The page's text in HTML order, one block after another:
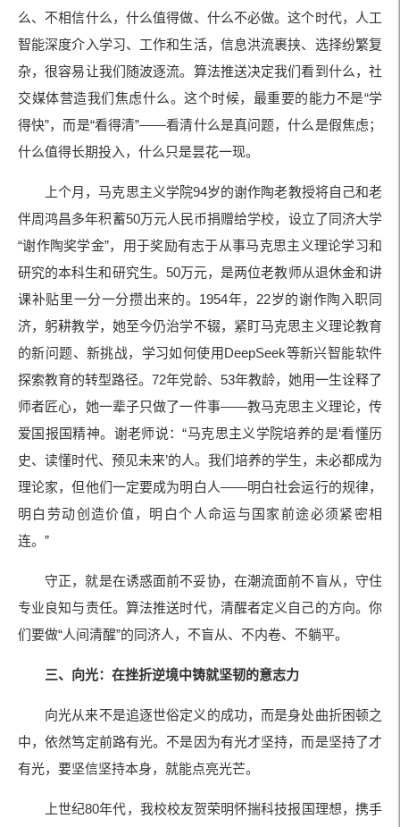
么、不相信什么，什么值得做、什么不必做。这个时代，人工
智能深度介入学习、工作和生活，信息洪流裹挟、选择纷繁复
杂，很容易让我们随波逐流。算法推送决定我们看到什么，社
交媒体营造我们焦虑什么。这个时候，最重要的能力不是“学
得快”，而是“看得清”——看清什么是真问题，什么是假焦虑；
什么值得长期投入，什么只是昙花一现。
上个月，马克思主义学院94岁的谢作陶老教授将自己和老
伴周鸿昌多年积蓄50万元人民币捐赠给学校，设立了同济大学
“谢作陶奖学金”，用于奖励有志于从事马克思主义理论学习和
研究的本科生和研究生。50万元，是两位老教师从退休金和讲
课补贴里一分一分攒出来的。1954年，22岁的谢作陶入职同
济，躬耕教学，她至今仍治学不辍，紧盯马克思主义理论教育
的新问题、新挑战，学习如何使用DeepSeek等新兴智能软件
探索教育的转型路径。72年党龄、53年教龄，她用一生诠释了
师者匠心，她一辈子只做了一件事——教马克思主义理论，传
爱国报国精神。谢老师说：“马克思主义学院培养的是‘看懂历
史、读懂时代、预见未来’的人。我们培养的学生，未必都成为
理论家，但他们一定要成为明白人——明白社会运行的规律，
明白劳动创造价值，明白个人命运与国家前途必须紧密相
连。”
守正，就是在诱惑面前不妥协，在潮流面前不盲从，守住
专业良知与责任。算法推送时代，清醒者定义自己的方向。你
们要做“人间清醒”的同济人，不盲从、不内卷、不躺平。
三、向光：在挫折逆境中铸就坚韧的意志力
向光从来不是追逐世俗定义的成功，而是身处曲折困顿之
中，依然笃定前路有光。不是因为有光才坚持，而是坚持了才
有光，要坚信坚持本身，就能点亮光芒。
上世纪80年代，我校校友贺荣明怀揣科技报国理想，携手